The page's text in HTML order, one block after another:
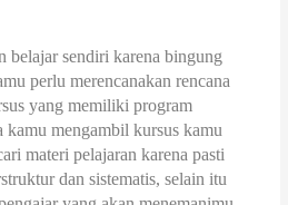
belajar sendiri karena bingung
perlu merencanakan rencana
yang memiliki program
kamu mengambil kursus kamu
materi pelajaran karena pasti
dan sistematis, selain itu